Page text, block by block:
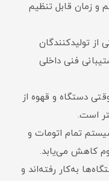
و زمان قابل تنظیم
از تولیدکنندگان
فنی داخلی
دستگاه و قهوه از
است.
تمام اتومات و
کاهش می‌یابد.
به‌کار رفته‌اند و